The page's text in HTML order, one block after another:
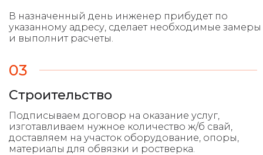
В назначенный день инженер прибудет по
указанному адресу, сделает необходимые замеры
и выполнит расчеты.
03
Строительство
Подписываем договор на оказание услуг,
изготавливаем нужное количество ж/б свай,
доставляем на участок оборудование, опоры,
материалы для обвязки и ростверка.